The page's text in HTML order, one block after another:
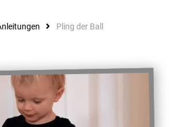
Pling der Ball
Ball